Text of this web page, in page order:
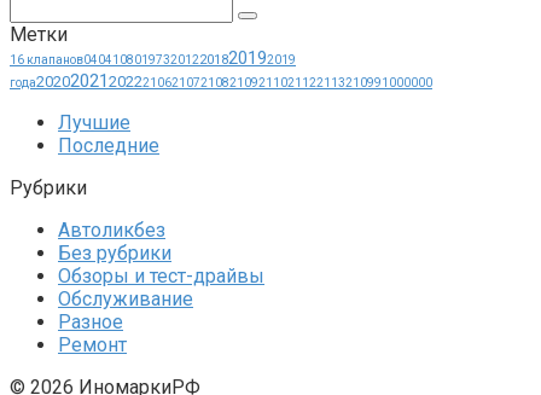
Метки
16 клапанов0404108019732012201820192019
года20202021 20222106210721082109211021122113210991000000
Лучшие
Последние
Рубрики
Автоликбез
Без рубрики
Обзоры и тест-драйвы
Обслуживание
Разное
Ремонт
© 2026 ИномаркиРФ